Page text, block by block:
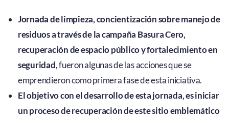
Jornada de limpieza, concientización sobre manejo de
residuos a través de la campaña Basura Cero,
recuperación de espacio público y fortalecimiento en
seguridad,fueron algunas de las acciones que se
emprendieron como primera fase de esta iniciativa.
El objetivo con el desarrollo de esta jornada, es iniciar
un proceso de recuperación de este sitio emblemático